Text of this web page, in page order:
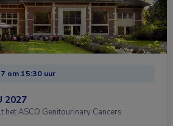
om 15:30 uur
2027
het ASCO Genitourinary Cancers